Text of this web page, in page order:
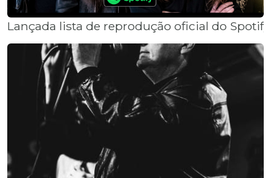
Lançada lista de reprodução oficial do